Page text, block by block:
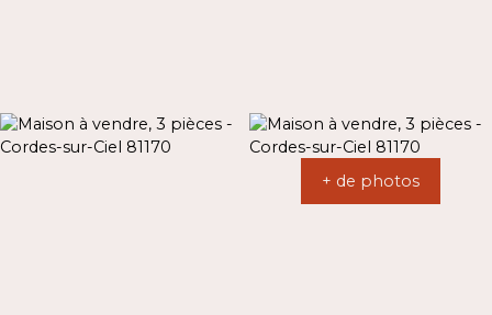
+ de photos